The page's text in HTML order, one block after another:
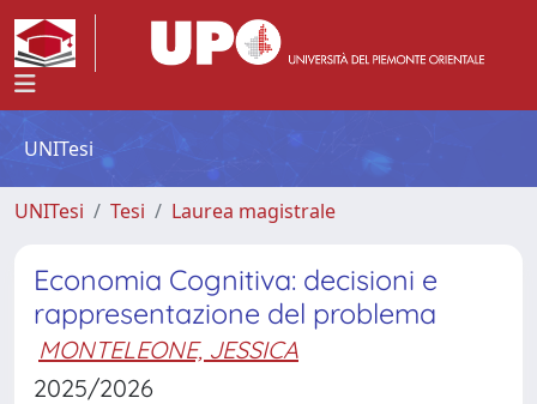
UNITesi
UNITesi Tesi Laurea magistrale
Economia Cognitiva: decisioni e
rappresentazione del problema
MONTELEONE, JESSICA
2025/2026